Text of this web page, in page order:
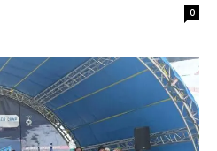
0